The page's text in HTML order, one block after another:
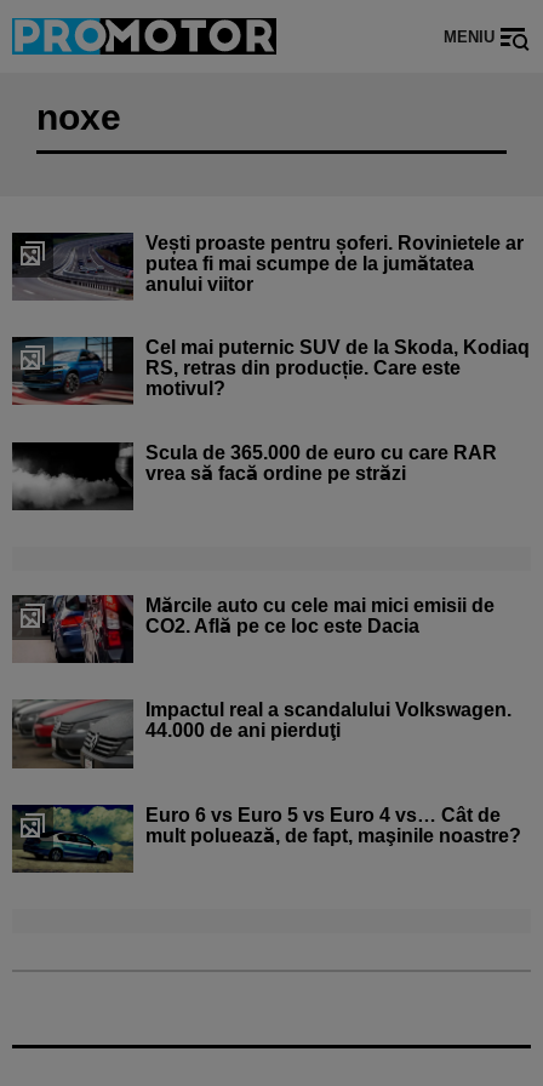
MENIU
noxe
Vești proaste pentru șoferi. Rovinietele ar
putea fi mai scumpe de la jumătatea
anului viitor
Cel mai puternic SUV de la Skoda, Kodiaq
RS, retras din producție. Care este
motivul?
Scula de 365.000 de euro cu care RAR
vrea să facă ordine pe străzi
Mărcile auto cu cele mai mici emisii de
CO2. Află pe ce loc este Dacia
Impactul real a scandalului Volkswagen.
44.000 de ani pierduţi
Euro 6 vs Euro 5 vs Euro 4 vs… Cât de
mult poluează, de fapt, maşinile noastre?